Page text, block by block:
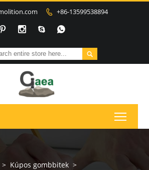
 +86-13599538894
  

> Kúpos gombbitek >